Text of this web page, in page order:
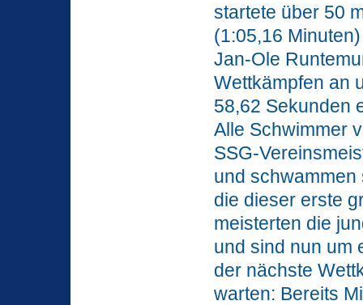
startete über 50
(1:05,16
Jan-Ole
Wettkämpfen an
58,62 Sekunden
Alle Schwimmer
SSG-
und schwammen
die dieser erste
meisterten die
und sind nun um
der nächste
warten: Bereits